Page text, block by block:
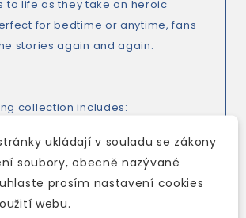
to life as they take on heroic
for bedtime or anytime, fans
stories again and again.
collection includes:
to You!ukládají v souladu se zákony
soubory, obecně nazývané
prosím nastavení cookies
webu.